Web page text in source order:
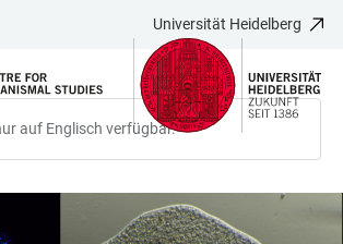
Universität Heidelberg
auf Englisch verfügbar.